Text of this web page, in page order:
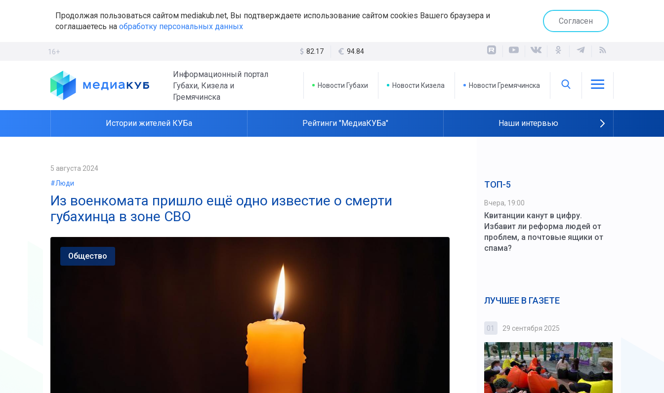
Продолжая пользоваться сайтом mediakub.net, Вы подтверждаете использование сайтом cookies Вашего браузера и
соглашаетесь на обработку персональных данных
Согласен
16+ 82.17 94.84
Информационный портал
Губахи, Кизела и
Гремячинска
Новости Губахи Новости Кизела Новости Гремячинска
Истории жителей КУБа Рейтинги "МедиаКУБа" Наши интервью
5 августа 2024
#Люди
Из военкомата пришло ещё одно известие о смерти
губахинца в зоне СВО
Общество
ТОП-5
Вчера, 19:00
Квитанции канут в цифру.
Избавит ли реформа людей от
проблем, а почтовые ящики от
спама?
ЛУЧШЕЕ В ГАЗЕТЕ
01 29 сентября 2025